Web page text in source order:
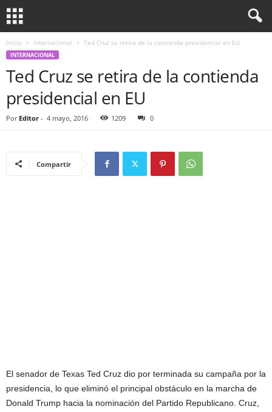
Inicio Internacional Ted Cruz se retira de la contienda presidencial en EU
INTERNACIONAL
Ted Cruz se retira de la contienda
presidencial en EU
Por Editor - 4 mayo, 2016 1209 0
Compartir
El senador de Texas Ted Cruz dio por terminada su campaña por la
presidencia, lo que eliminó el principal obstáculo en la marcha de
Donald Trump hacia la nominación del Partido Republicano. Cruz,